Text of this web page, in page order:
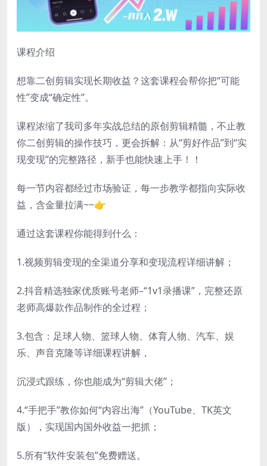
课程介绍
想靠二创剪辑实现长期收益？这套课程会帮你把“可能
性”变成“确定性”。
课程浓缩了我司多年实战总结的原创剪辑精髓，不止教
你二创剪辑的操作技巧，更会拆解：从“剪好作品”到“实
现变现”的完整路径，新手也能快速上手！！
每一节内容都经过市场验证，每一步教学都指向实际收
益，含金量拉满~~👉
通过这套课程你能得到什么：
1.视频剪辑变现的全渠道分享和变现流程详细讲解；
2.抖音精选独家优质账号老师–“1v1录播课”，完整还原
老师高爆款作品制作的全过程；
3.包含：足球人物、篮球人物、体育人物、汽车、娱
乐、声音克隆等详细课程讲解，
沉浸式跟练，你也能成为“剪辑大佬”；
4.“手把手”教你如何“内容出海”（YouTube、TK英文
版），实现国内国外收益一把抓；
5.所有“软件安装包”免费赠送。